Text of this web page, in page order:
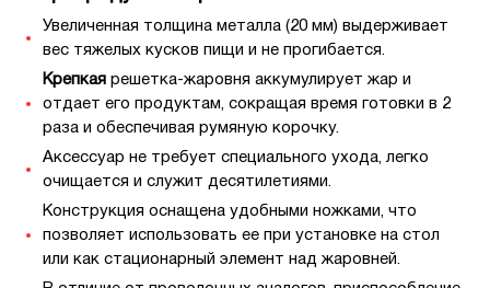
Увеличенная толщина металла (20 мм) выдерживает
вес тяжелых кусков пищи и не прогибается.
Крепкая решетка-жаровня аккумулирует жар и
отдает его продуктам, сокращая время готовки в 2
раза и обеспечивая румяную корочку.
Аксессуар не требует специального ухода, легко
очищается и служит десятилетиями.
Конструкция оснащена удобными ножками, что
позволяет использовать ее при установке на стол
или как стационарный элемент над жаровней.